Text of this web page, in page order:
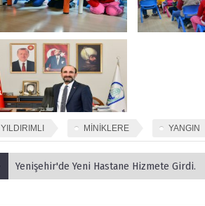
YILDIRIMLI MİNİKLERE YANGIN
Yenişehir'de Yeni Hastane Hizmete Girdi.